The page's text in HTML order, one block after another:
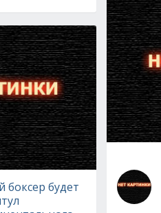
боксер будет